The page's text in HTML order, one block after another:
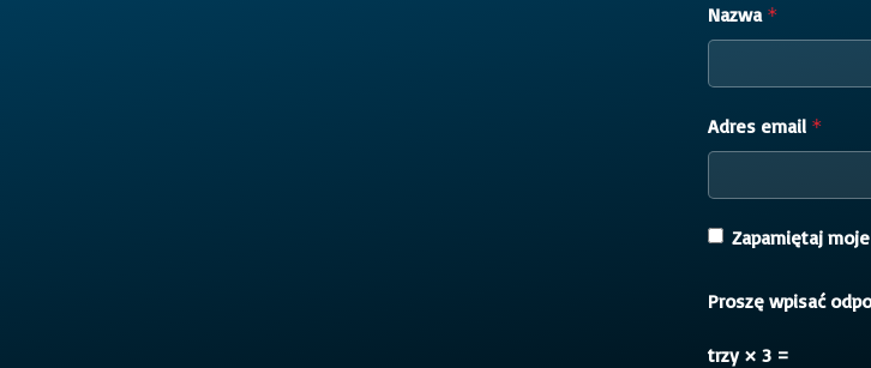
Nazwa *
Adres email *
Zapamiętaj
Proszę wpisać
trzy × 3 =